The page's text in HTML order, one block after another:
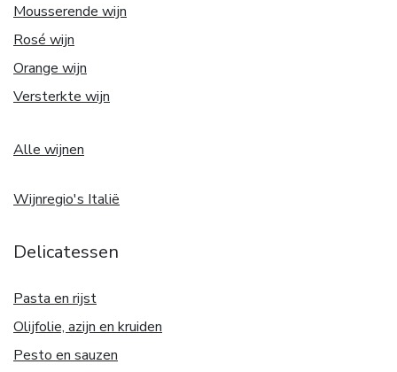
Mousserende wijn
Rosé wijn
Orange wijn
Versterkte wijn
Alle wijnen
Wijnregio's Italië
Delicatessen
Pasta en rijst
Olijfolie, azijn en kruiden
Pesto en sauzen